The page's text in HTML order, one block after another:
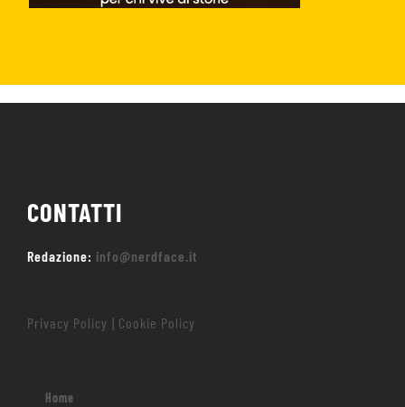
CONTATTI
Redazione: info@nerdface.it
Privacy Policy Cookie Policy
Home